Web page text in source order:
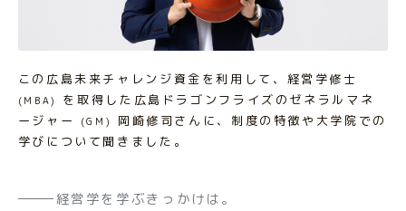
この広島未来チャレンジ資金を利用して、経営学修士
(MBA)
を取得した広島ドラゴンフライズのゼネラルマネ
ージャー
(GM)
岡崎修司さんに、制度の特徴や大学院での
学びについて聞きました。
経営学を学ぶきっかけは。